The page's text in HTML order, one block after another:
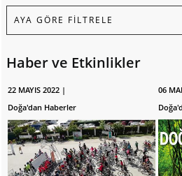
Haber ve Etkinlikler
22 MAYIS 2022 |
Doğa'dan Haberler
06